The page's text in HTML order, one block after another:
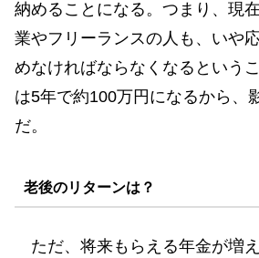
納めることになる。つまり、現
業やフリーランスの人も、いや
めなければならなくなるという
は5年で約100万円になるから、
だ。
老後のリターンは？
ただ、将来もらえる年金が増